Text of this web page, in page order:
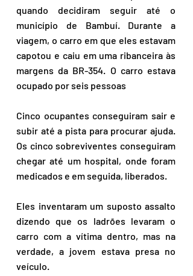
quando decidiram seguir até o
município de Bambuí. Durante a
viagem, o carro em que eles estavam
capotou e caiu em uma ribanceira às
margens da BR-354. O carro estava
ocupado por seis pessoas
Cinco ocupantes conseguiram sair e
subir até a pista para procurar ajuda.
Os cinco sobreviventes conseguiram
chegar até um hospital, onde foram
medicados e em seguida, liberados.
Eles inventaram um suposto assalto
dizendo que os ladrões levaram o
carro com a vítima dentro, mas na
verdade, a jovem estava presa no
veículo.